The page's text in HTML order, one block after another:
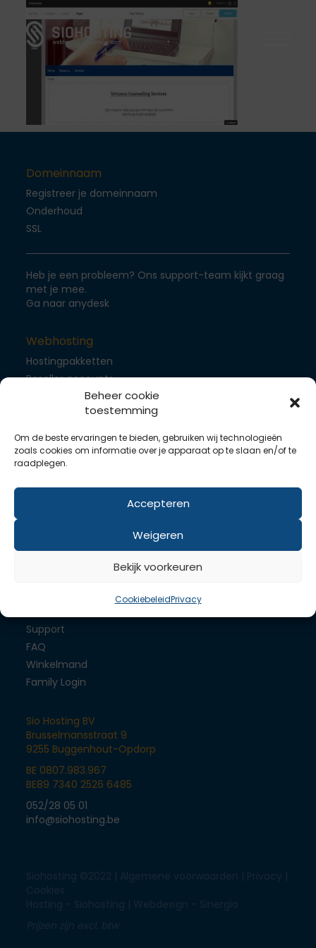
Beheer cookie
toestemming
Om de beste ervaringen te bieden, gebruiken wij technologieën
zoals cookies om informatie over je apparaat op te slaan en/of te
raadplegen.
Accepteren
Weigeren
Bekijk voorkeuren
CookiebeleidPrivacy
Domeinnaam
Domeinnaam
Onderhoud
Webhosting
Onderhoud
CMS
Drupal
Server
Dedicated server
VPS Componenten
Support
Support
Blog
FAQ
Contact
Login
Domeinnaam
Registreer je domeinnaam
Onderhoud
SSL
Heb je een probleem? Ons support-team kijkt graag
met je mee.
Ga naar anydesk
Webhosting
Hostingpakketten
Reseller accounts
Joomla hosting
Drupal hosting
SLA
Support
FAQ
Winkelmand
Family Login
Sio Hosting BV
Brusselmansstraat 9
9255 Buggenhout-Opdorp
BE 0807.983.967
BE89 7340 2526 6485
052/28 05 01
info@siohosting.be